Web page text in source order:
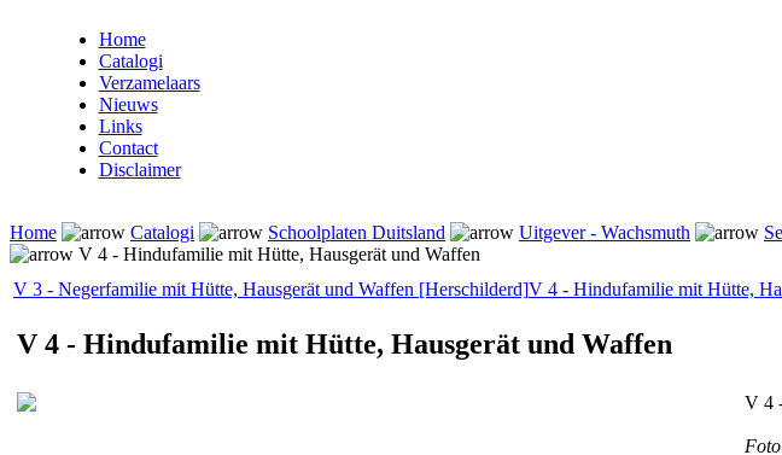
Home
Catalogi
Verzamelaars
Nieuws
Links
Contact
Disclaimer
Home Catalogi Schoolplaten Duitsland Uitgever - Wachsmuth
V 4 - Hindufamilie mit Hütte, Hausgerät und Waffen
V 3 - Negerfamilie mit Hütte, Hausgerät und Waffen [Herschilderd]V 4 - Hindufamilie mit Hütte,
V 4 - Hindufamilie mit Hütte, Hausgerät und Waffen
V 4